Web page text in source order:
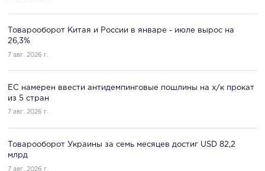
Товарооборот Китая и России в январе - июле вырос на
26,3%
7 авг. 2026 г.
ЕС намерен ввести антидемпинговые пошлины на х/к прокат
из 5 стран
7 авг. 2026 г.
Товарооборот Украины за семь месяцев достиг USD 82,2
млрд
7 авг. 2026 г.